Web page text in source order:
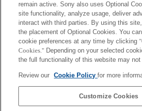
DLC-HEM15
DLC-HEM30
remain active. Sony also uses Optional
site functionality, analyze usage, deliver
interact with third parties. By using this
the placement of Optional Cookies. You
cookie preferences at any time by clicking
Cookies." Depending on your selected
the full functionality of this website may not
Review our Cookie Policyfor more
Customize Cookies